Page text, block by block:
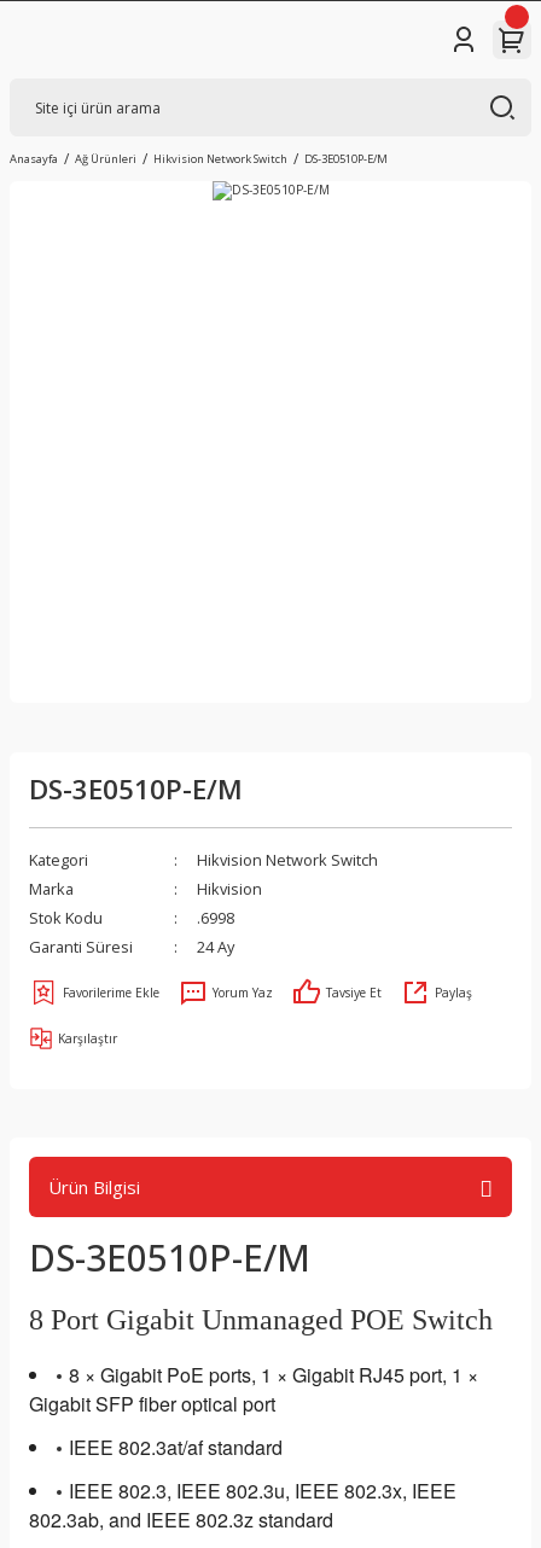
Anasayfa Ağ Ürünleri Hikvision Network Switch DS-3E0510P-E/M
DS-3E0510P-E/M
Kategori
Hikvision Network Switch
Marka
Hikvision
Stok Kodu
.6998
Garanti Süresi
24 Ay
Yorum Yaz Tavsiye Et Paylaş
Karşılaştır
Ürün Bilgisi
DS-3E0510P-E/M
8 Port Gigabit Unmanaged POE Switch
8 × Gigabit PoE ports, 1 × Gigabit RJ45 port, 1 ×
Gigabit SFP fiber optical port
IEEE 802.3at/af standard
IEEE 802.3, IEEE 802.3u, IEEE 802.3x, IEEE
802.3ab, and IEEE 802.3z standard